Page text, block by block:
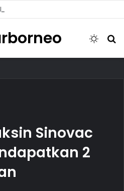
Switch
Sinovac
2